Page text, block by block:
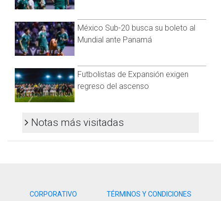
mes debe liderar a la 'Seleçao' en el Mundial de Qatar,
Neymar y su familia podrán regresar hoy a París e intervenir
en las conclusiones del juicio, previstas para el 31 de
octubre, por videoconferencia.
En la sala, el brasileño aseguró no recordar si había
participado en las negociaciones con el Barça en 2011, uno
de los puntos centrales de este caso que busca dirimir si
derechos económicos, fue estafada durante la operación.
México Sub-20 busca su boleto al
Mundial ante Panamá
Futbolistas de Expansión exigen
regreso del ascenso
Notas más visitadas
CORPORATIVO TÉRMINOS Y CONDICIONES